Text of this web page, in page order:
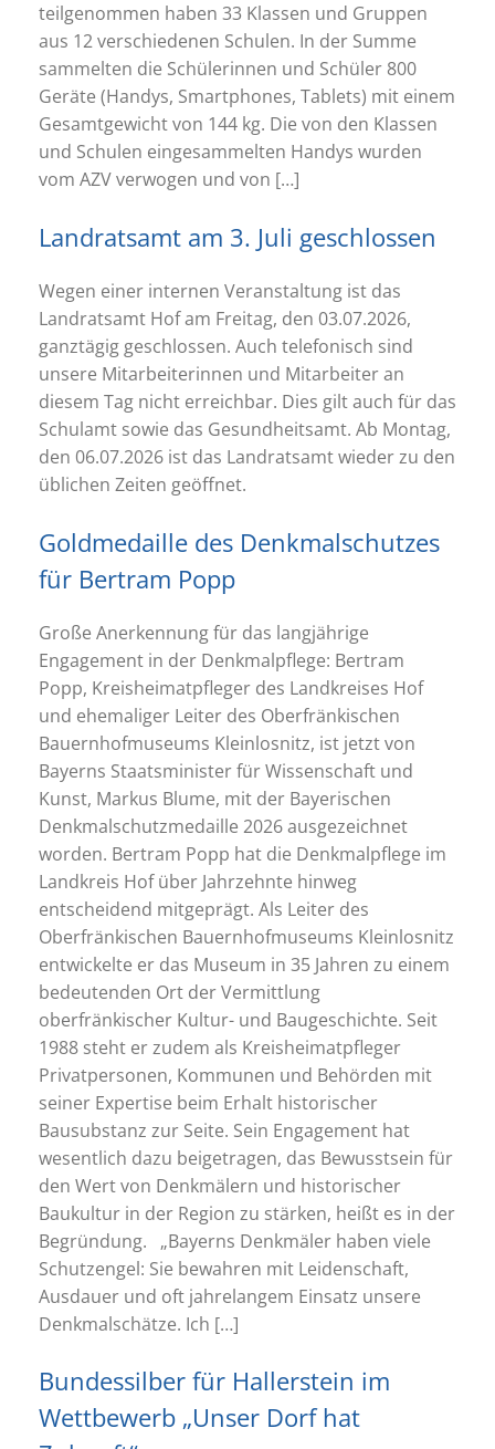
teilgenommen haben 33 Klassen und Gruppen
aus 12 verschiedenen Schulen. In der Summe
sammelten die Schülerinnen und Schüler 800
Geräte (Handys, Smartphones, Tablets) mit einem
Gesamtgewicht von 144 kg. Die von den Klassen
und Schulen eingesammelten Handys wurden
vom AZV verwogen und von […]
Landratsamt am 3. Juli geschlossen
Wegen einer internen Veranstaltung ist das
Landratsamt Hof am Freitag, den 03.07.2026,
ganztägig geschlossen. Auch telefonisch sind
unsere Mitarbeiterinnen und Mitarbeiter an
diesem Tag nicht erreichbar. Dies gilt auch für das
Schulamt sowie das Gesundheitsamt. Ab Montag,
den 06.07.2026 ist das Landratsamt wieder zu den
üblichen Zeiten geöffnet.
Goldmedaille des Denkmalschutzes
für Bertram Popp
Große Anerkennung für das langjährige
Engagement in der Denkmalpflege: Bertram
Popp, Kreisheimatpfleger des Landkreises Hof
und ehemaliger Leiter des Oberfränkischen
Bauernhofmuseums Kleinlosnitz, ist jetzt von
Bayerns Staatsminister für Wissenschaft und
Kunst, Markus Blume, mit der Bayerischen
Denkmalschutzmedaille 2026 ausgezeichnet
worden. Bertram Popp hat die Denkmalpflege im
Landkreis Hof über Jahrzehnte hinweg
entscheidend mitgeprägt. Als Leiter des
Oberfränkischen Bauernhofmuseums Kleinlosnitz
entwickelte er das Museum in 35 Jahren zu einem
bedeutenden Ort der Vermittlung
oberfränkischer Kultur- und Baugeschichte. Seit
1988 steht er zudem als Kreisheimatpfleger
Privatpersonen, Kommunen und Behörden mit
seiner Expertise beim Erhalt historischer
Bausubstanz zur Seite. Sein Engagement hat
wesentlich dazu beigetragen, das Bewusstsein für
den Wert von Denkmälern und historischer
Baukultur in der Region zu stärken, heißt es in der
Begründung. „Bayerns Denkmäler haben viele
Schutzengel: Sie bewahren mit Leidenschaft,
Ausdauer und oft jahrelangem Einsatz unsere
Denkmalschätze. Ich […]
Bundessilber für Hallerstein im
Wettbewerb „Unser Dorf hat